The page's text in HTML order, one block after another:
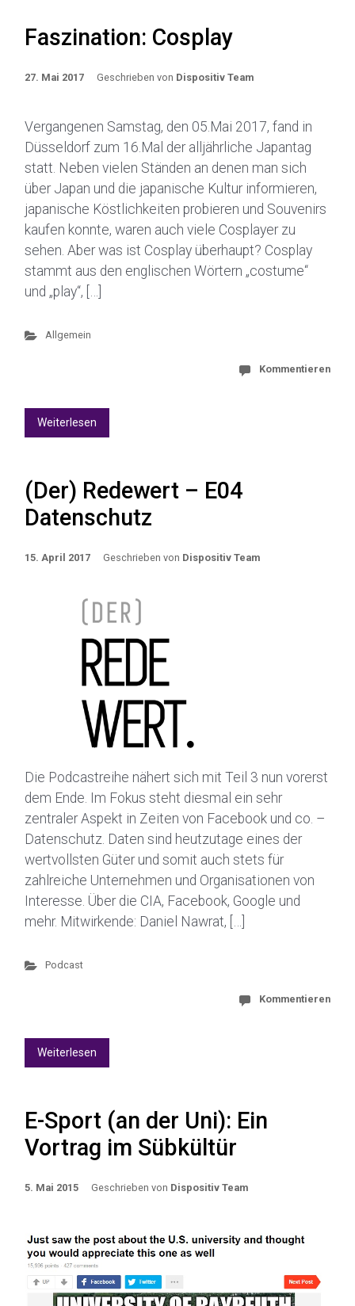
Faszination: Cosplay
27. Mai 2017 Geschrieben von Dispositiv Team
Vergangenen Samstag, den 05.Mai 2017, fand in
Düsseldorf zum 16.Mal der alljährliche Japantag
statt. Neben vielen Ständen an denen man sich
über Japan und die japanische Kultur informieren,
japanische Köstlichkeiten probieren und Souvenirs
kaufen konnte, waren auch viele Cosplayer zu
sehen. Aber was ist Cosplay überhaupt? Cosplay
stammt aus den englischen Wörtern „costume“
und „play“, […]
Allgemein
Kommentieren
Weiterlesen
(Der) Redewert – E04
Datenschutz
15. April 2017 Geschrieben von Dispositiv Team
Die Podcastreihe nähert sich mit Teil 3 nun vorerst
dem Ende. Im Fokus steht diesmal ein sehr
zentraler Aspekt in Zeiten von Facebook und co. –
Datenschutz. Daten sind heutzutage eines der
wertvollsten Güter und somit auch stets für
zahlreiche Unternehmen und Organisationen von
Interesse. Über die CIA, Facebook, Google und
mehr. Mitwirkende: Daniel Nawrat, […]
Podcast
Kommentieren
Weiterlesen
E-Sport (an der Uni): Ein
Vortrag im Sübkültür
5. Mai 2015 Geschrieben von Dispositiv Team